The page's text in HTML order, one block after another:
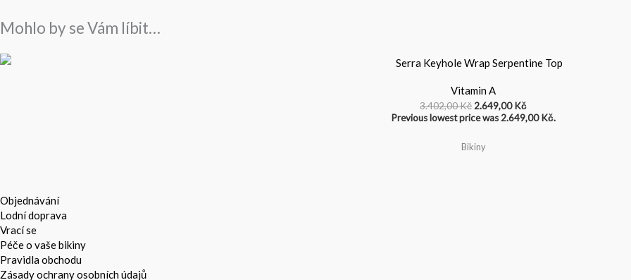
Mohlo by se Vám líbit…
Vitamin A
3.402,00Kč
Původní
cena
3.402,00 Kč.
2.649,00 Kč
Aktuální
cena
Previous lowest price was 2.649,00 Kč.
Bikiny
Objednávání
Lodní doprava
Vrací se
Péče o vaše bikiny
Pravidla obchodu
Zásady ochrany osobních údajů